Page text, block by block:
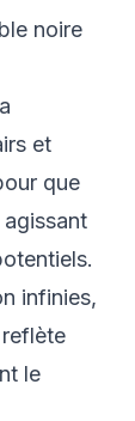
et
que
infinies,
le